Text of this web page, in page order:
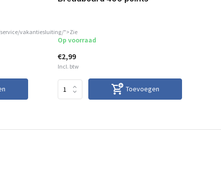
vakantiesluiting/">Zie
Op voorraad
€2,99
Incl. btw
Toevoegen